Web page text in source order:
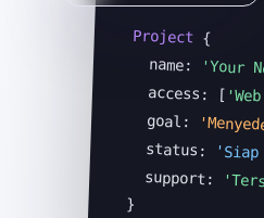
Project {
  name:
'Your
  access: [
  goal:
  status:
'Siap
  support:
}